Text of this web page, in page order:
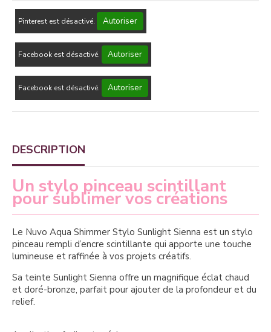
Pinterest est désactivé. Autoriser
Facebook est désactivé. Autoriser
Facebook est désactivé. Autoriser
DESCRIPTION
Un stylo pinceau scintillant
pour sublimer vos créations
Le Nuvo Aqua Shimmer Stylo Sunlight Sienna est un stylo
pinceau rempli d’encre scintillante qui apporte une touche
lumineuse et raffinée à vos projets créatifs.
Sa teinte Sunlight Sienna offre un magnifique éclat chaud
et doré-bronze, parfait pour ajouter de la profondeur et du
relief.